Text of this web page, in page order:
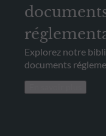
Explorez notre
documents